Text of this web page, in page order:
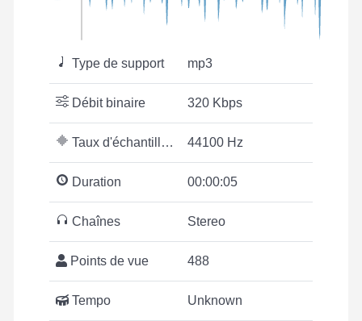
Type de support mp3
Débit binaire 320 Kbps
Taux d'échantillonnage 44100 Hz
Duration 00:00:05
Chaînes Stereo
Points de vue 488
Tempo Unknown